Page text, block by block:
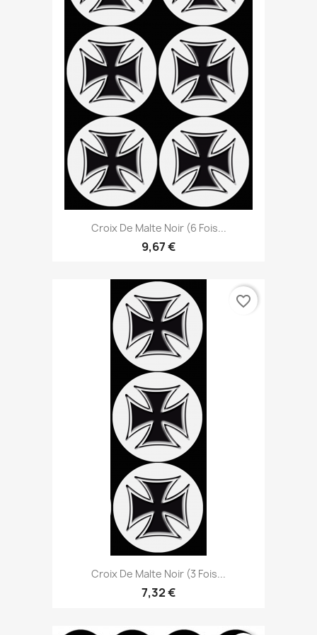
Croix De Malte Noir (6 Fois...
9,67 €
Croix De Malte Noir (3 Fois...
7,32 €
favorite_border